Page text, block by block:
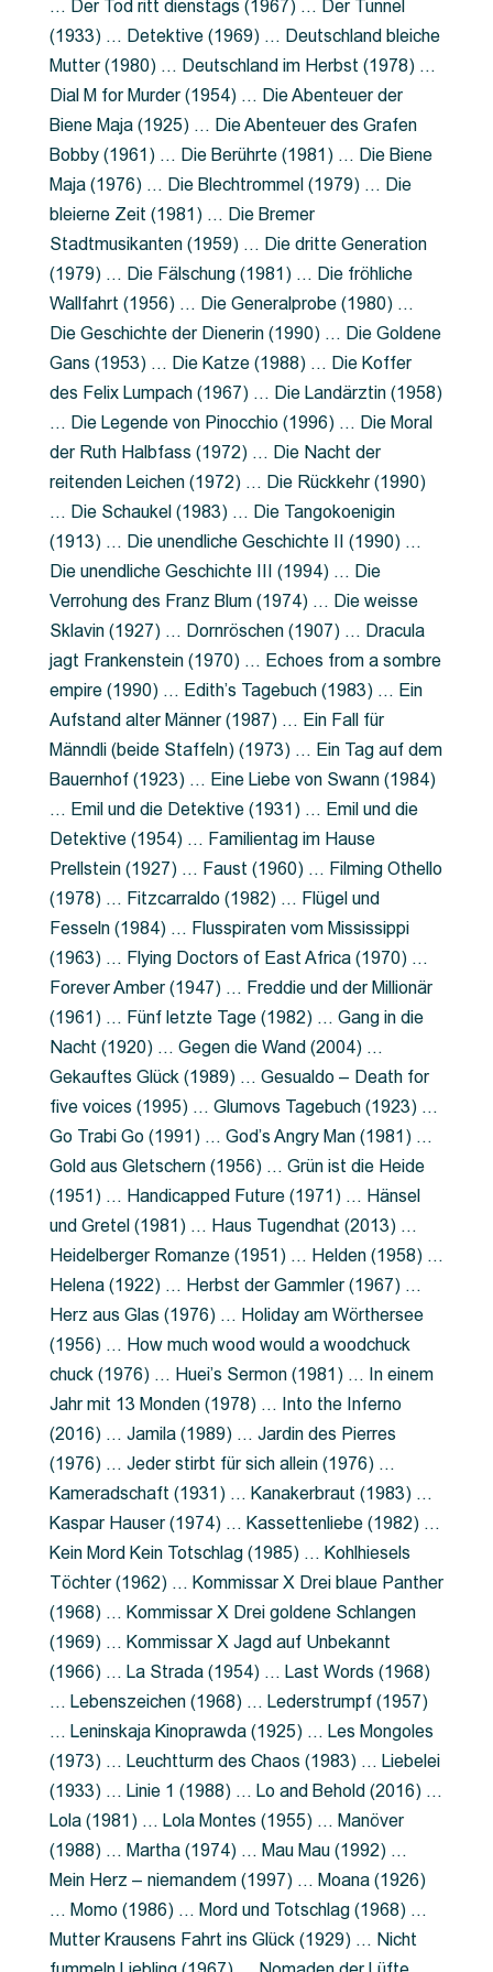
… Der Tod ritt dienstags (1967) … Der Tunnel
(1933) … Detektive (1969) … Deutschland bleiche
Mutter (1980) … Deutschland im Herbst (1978) …
Dial M for Murder (1954) … Die Abenteuer der
Biene Maja (1925) … Die Abenteuer des Grafen
Bobby (1961) … Die Berührte (1981) … Die Biene
Maja (1976) … Die Blechtrommel (1979) … Die
bleierne Zeit (1981) … Die Bremer
Stadtmusikanten (1959) … Die dritte Generation
(1979) … Die Fälschung (1981) … Die fröhliche
Wallfahrt (1956) … Die Generalprobe (1980) …
Die Geschichte der Dienerin (1990) … Die Goldene
Gans (1953) … Die Katze (1988) … Die Koffer
des Felix Lumpach (1967) … Die Landärztin (1958)
… Die Legende von Pinocchio (1996) … Die Moral
der Ruth Halbfass (1972) … Die Nacht der
reitenden Leichen (1972) … Die Rückkehr (1990)
… Die Schaukel (1983) … Die Tangokoenigin
(1913) … Die unendliche Geschichte II (1990) …
Die unendliche Geschichte III (1994) … Die
Verrohung des Franz Blum (1974) … Die weisse
Sklavin (1927) … Dornröschen (1907) … Dracula
jagt Frankenstein (1970) … Echoes from a sombre
empire (1990) … Edith’s Tagebuch (1983) … Ein
Aufstand alter Männer (1987) … Ein Fall für
Männdli (beide Staffeln) (1973) … Ein Tag auf dem
Bauernhof (1923) … Eine Liebe von Swann (1984)
… Emil und die Detektive (1931) … Emil und die
Detektive (1954) … Familientag im Hause
Prellstein (1927) … Faust (1960) … Filming Othello
(1978) … Fitzcarraldo (1982) … Flügel und
Fesseln (1984) … Flusspiraten vom Mississippi
(1963) … Flying Doctors of East Africa (1970) …
Forever Amber (1947) … Freddie und der Millionär
(1961) … Fünf letzte Tage (1982) … Gang in die
Nacht (1920) … Gegen die Wand (2004) …
Gekauftes Glück (1989) … Gesualdo – Death for
five voices (1995) … Glumovs Tagebuch (1923) …
Go Trabi Go (1991) … God’s Angry Man (1981) …
Gold aus Gletschern (1956) … Grün ist die Heide
(1951) … Handicapped Future (1971) … Hänsel
und Gretel (1981) … Haus Tugendhat (2013) …
Heidelberger Romanze (1951) … Helden (1958) …
Helena (1922) … Herbst der Gammler (1967) …
Herz aus Glas (1976) … Holiday am Wörthersee
(1956) … How much wood would a woodchuck
chuck (1976) … Huei’s Sermon (1981) … In einem
Jahr mit 13 Monden (1978) … Into the Inferno
(2016) … Jamila (1989) … Jardin des Pierres
(1976) … Jeder stirbt für sich allein (1976) …
Kameradschaft (1931) … Kanakerbraut (1983) …
Kaspar Hauser (1974) … Kassettenliebe (1982) …
Kein Mord Kein Totschlag (1985) … Kohlhiesels
Töchter (1962) … Kommissar X Drei blaue Panther
(1968) … Kommissar X Drei goldene Schlangen
(1969) … Kommissar X Jagd auf Unbekannt
(1966) … La Strada (1954) … Last Words (1968)
… Lebenszeichen (1968) … Lederstrumpf (1957)
… Leninskaja Kinoprawda (1925) … Les Mongoles
(1973) … Leuchtturm des Chaos (1983) … Liebelei
(1933) … Linie 1 (1988) … Lo and Behold (2016) …
Lola (1981) … Lola Montes (1955) … Manöver
(1988) … Martha (1974) … Mau Mau (1992) …
Mein Herz – niemandem (1997) … Moana (1926)
… Momo (1986) … Mord und Totschlag (1968) …
Mutter Krausens Fahrt ins Glück (1929) … Nicht